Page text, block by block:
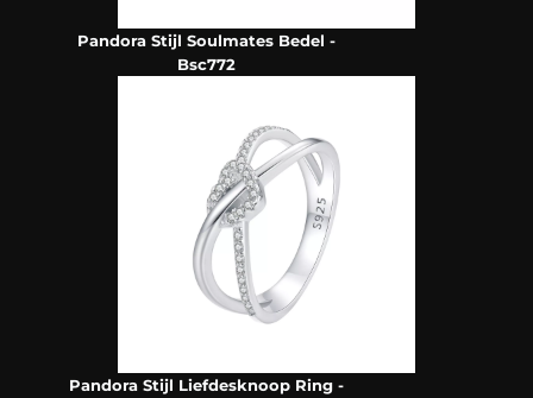
Pandora Stijl Soulmates Bedel -
Bsc772
Pandora Stijl Liefdesknoop Ring -